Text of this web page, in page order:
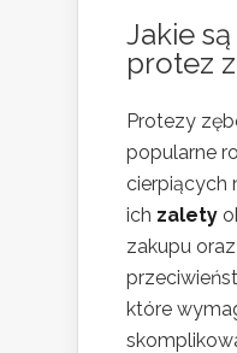
Jakie
protez
Protezy
popularne
cierpiących
ich zalety
zakupu
które